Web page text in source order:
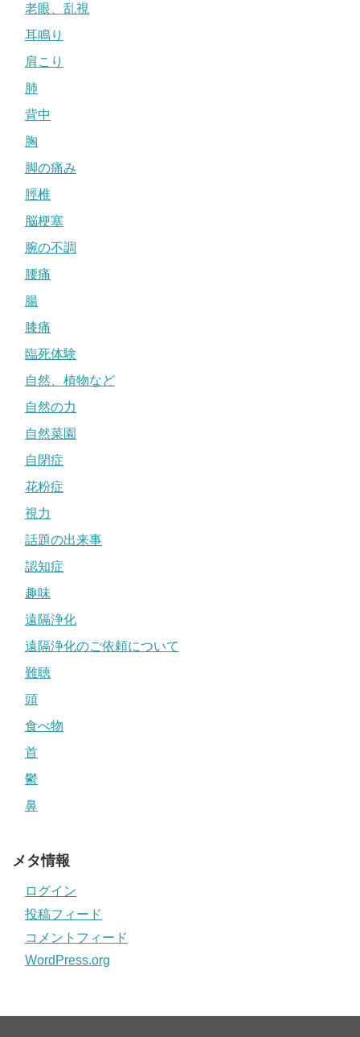
老眼、乱視
耳鳴り
肩こり
肺
背中
胸
脚の痛み
脛椎
脳梗塞
腕の不調
腰痛
腸
膝痛
臨死体験
自然、植物など
自然の力
自然菜園
自閉症
花粉症
視力
話題の出来事
認知症
趣味
遠隔浄化
遠隔浄化のご依頼について
難聴
頭
食べ物
首
鬱
鼻
メタ情報
ログイン
投稿フィード
コメントフィード
WordPress.org